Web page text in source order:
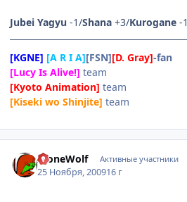
Jubei Yagyu -1/Shana +3/Kurogane -1
[KGNE] [A R I A][FSN][D. Gray]-fan
[Lucy Is Alive!] team
[Kyoto Animation] team
[Kiseki wo Shinjite] team
AloneWolf Активные участники
25 Ноября, 200916 г